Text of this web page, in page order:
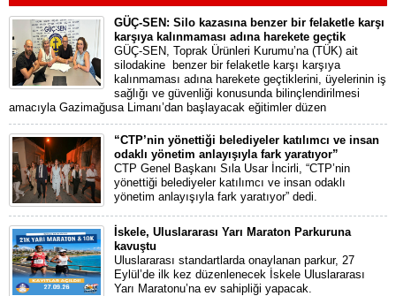
GÜÇ-SEN: Silo kazasına benzer bir felaketle karşı
karşıya kalınmaması adına harekete geçtik
GÜÇ-SEN, Toprak Ürünleri Kurumu’na (TÜK) ait
silodakine benzer bir felaketle karşı karşıya
kalınmaması adına harekete geçtiklerini, üyelerinin iş
sağlığı ve güvenliği konusunda bilinçlendirilmesi
amacıyla Gazimağusa Limanı’dan başlayacak eğitimler düzen
“CTP’nin yönettiği belediyeler katılımcı ve insan
odaklı yönetim anlayışıyla fark yaratıyor”
CTP Genel Başkanı Sıla Usar İncirli, “CTP’nin
yönettiği belediyeler katılımcı ve insan odaklı
yönetim anlayışıyla fark yaratıyor” dedi.
İskele, Uluslararası Yarı Maraton Parkuruna
kavuştu
Uluslararası standartlarda onaylanan parkur, 27
Eylül’de ilk kez düzenlenecek İskele Uluslararası
Yarı Maratonu’na ev sahipliği yapacak.